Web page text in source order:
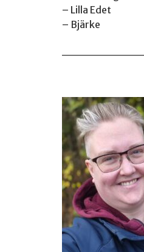
– Lilla Edet
– Bjärke